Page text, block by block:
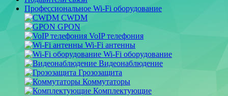
Профессиональное Wi-Fi оборудование
CWDM
GPON
VoIP телефония
Wi-Fi антенны
Wi-Fi оборудование
Видеонаблюдение
Грозозащита
Коммутаторы
Комплектующие